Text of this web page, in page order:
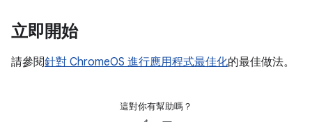
立即開始
請參閱針對 ChromeOS 進行應用程式最佳化的最佳做法。
這對你有幫助嗎？